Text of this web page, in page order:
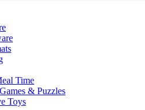
Time
& Puzzles
Toys